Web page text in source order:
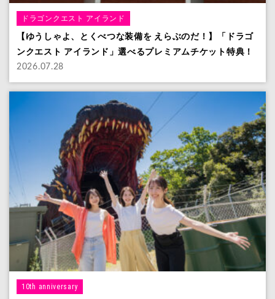
ドラゴンクエスト アイランド
【ゆうしゃよ、とくべつな装備を えらぶのだ！】「ドラゴ
ンクエスト アイランド」選べるプレミアムチケット特典！
2026.07.28
10th anniversary